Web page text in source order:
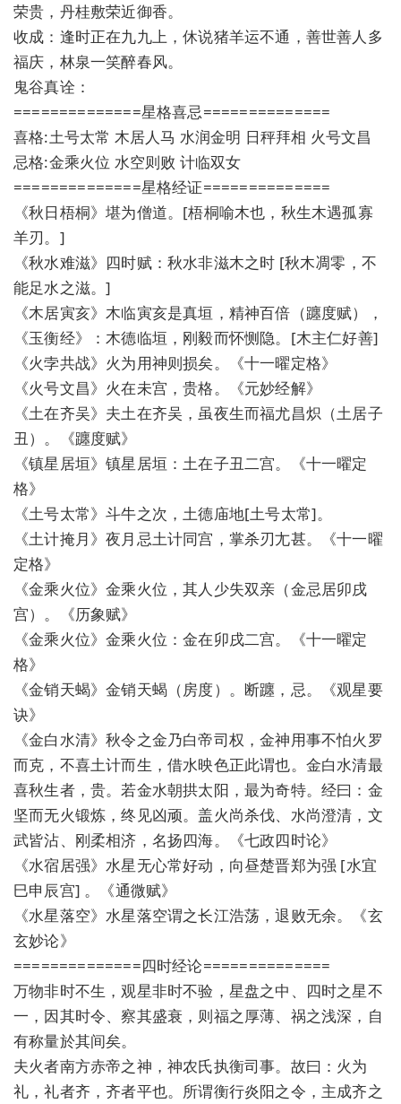
荣贵，丹桂敷荣近御香。
收成：逢时正在九九上，休说猪羊运不通，善世善人多
福庆，林泉一笑醉春风。
鬼谷真诠：
==============星格喜忌==============
喜格:土号太常 木居人马 水润金明 日秤拜相 火号文昌
忌格:金乘火位 水空则败 计临双女
==============星格经证==============
《秋日梧桐》堪为僧道。[梧桐喻木也，秋生木遇孤寡
羊刃。]
《秋水难滋》四时赋：秋水非滋木之时 [秋木凋零，不
能足水之滋。]
《木居寅亥》木临寅亥是真垣，精神百倍（躔度赋），
《玉衡经》：木德临垣，刚毅而怀恻隐。[木主仁好善]
《火孛共战》火为用神则损矣。《十一曜定格》
《火号文昌》火在未宫，贵格。《元妙经解》
《土在齐吴》夫土在齐吴，虽夜生而福尤昌炽（土居子
丑）。《躔度赋》
《镇星居垣》镇星居垣：土在子丑二宫。《十一曜定
格》
《土号太常》斗牛之次，土德庙地[土号太常]。
《土计掩月》夜月忌土计同宫，掌杀刃尢甚。《十一曜
定格》
《金乘火位》金乘火位，其人少失双亲（金忌居卯戌
宫）。《历象赋》
《金乘火位》金乘火位：金在卯戌二宫。《十一曜定
格》
《金销天蝎》金销天蝎（房度）。断躔，忌。《观星要
诀》
《金白水清》秋令之金乃白帝司权，金神用事不怕火罗
而克，不喜土计而生，借水映色正此谓也。金白水清最
喜秋生者，贵。若金水朝拱太阳，最为奇特。经曰：金
坚而无火锻炼，终见凶顽。盖火尚杀伐、水尚澄清，文
武皆沾、刚柔相济，名扬四海。《七政四时论》
《水宿居强》水星无心常好动，向昼楚晋郑为强 [水宜
巳申辰宫] 。《通微赋》
《水星落空》水星落空谓之长江浩荡，退败无余。《玄
玄妙论》
==============四时经论==============
万物非时不生，观星非时不验，星盘之中、四时之星不
一，因其时令、察其盛衰，则福之厚薄、祸之浅深，自
有称量於其间矣。
夫火者南方赤帝之神，神农氏执衡司事。故曰：火为
礼，礼者齐，齐者平也。所谓衡行炎阳之令，主成齐之